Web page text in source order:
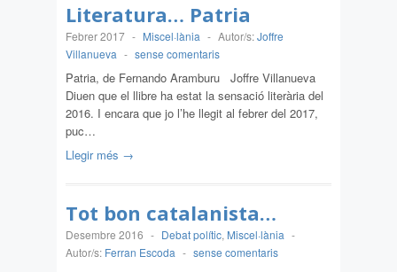
Literatura… Patria
Febrer 2017 - Miscel·lània - Autor/s:Joffre
Villanueva - sense comentaris
Patria, de Fernando Aramburu Joffre Villanueva
Diuen que el llibre ha estat la sensació literària del
2016. I encara que jo l’he llegit al febrer del 2017,
puc…
Llegir més →
Tot bon catalanista…
Desembre 2016 - Debat polític, Miscel·lània -
Autor/s: Ferran Escoda - sense comentaris